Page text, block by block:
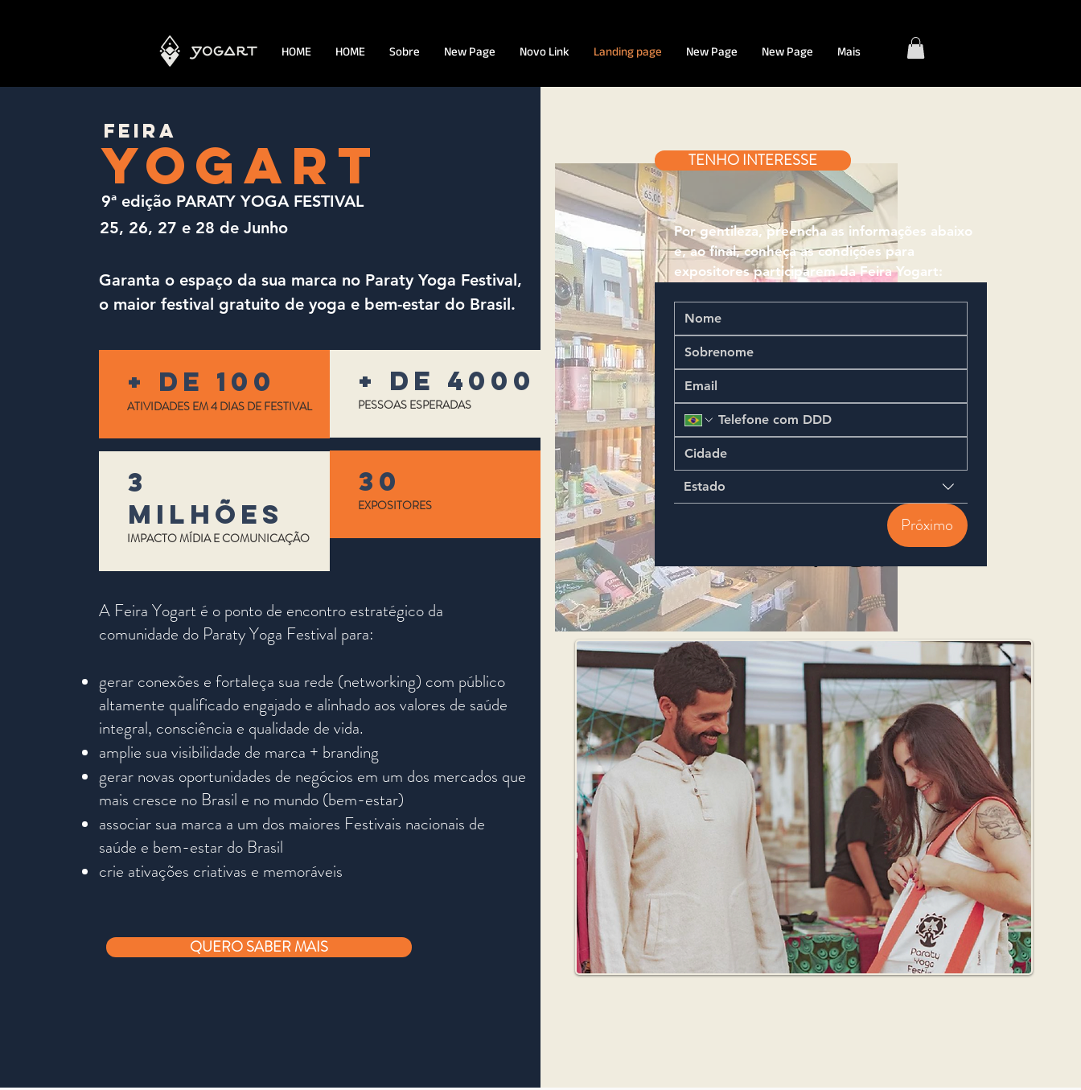
HOME HOME Sobre New Page Novo Link Landing page New Page New Page Mais
YOGART
FEIRA
9ª edição PARATY YOGA FESTIVAL
25, 26, 27 e 28 de Junho
Garanta o espaço da sua marca no Paraty Yoga Festival,
o maior festival gratuito de yoga e bem-estar do Brasil.
+ de 100
ATIVIDADES EM 4 DIAS DE FESTIVAL
3
mILHÕES
IMPACTO MÍDIA E COMUNICAÇÃO
+ de 4000
PESSOAS ESPERADAS
30
EXPOSITORES
A Feira Yogart é o ponto de encontro estratégico da
comunidade do Paraty Yoga Festival para:​
gerar conexões e fortaleça sua rede (networking) com público
altamente qualificado engajado e alinhado aos valores de saúde
integral, consciência e qualidade de vida.
amplie sua visibilidade de marca + branding
gerar novas oportunidades de negócios em um dos mercados que
mais cresce no Brasil e no mundo (bem-estar)
associar sua marca a um dos maiores Festivais nacionais de
saúde e bem-estar do Brasil
crie ativações criativas e memoráveis​
QUERO SABER MAIS
Por gentileza, preencha as informações abaixo
e, ao final, conheça as condições para
expositores participarem da Feira Yogart:
Estado
Próximo
TENHO INTERESSE